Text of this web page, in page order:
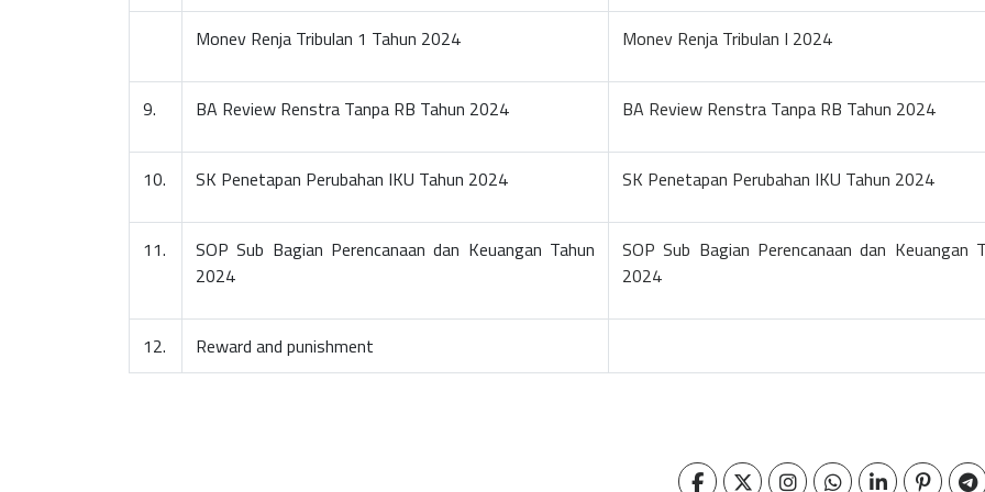
Monev Renja Tribulan 1 Tahun 2024 Monev Renja Tribulan I 2024
9. BA Review Renstra Tanpa RB Tahun 2024 BA Review Renstra Tanpa RB Tahun 2024
10. SK Penetapan Perubahan IKU Tahun 2024 SK Penetapan Perubahan IKU Tahun 2024
11.
SOP Sub Bagian Perencanaan dan Keuangan Tahun
2024
SOP Sub Bagian Perencanaan dan Keuangan
2024
12. Reward and punishment